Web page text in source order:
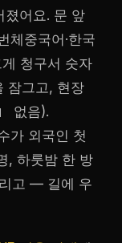
졌어요. 문 앞
체중국어·한국
청구서 숫자
잠그고, 현장
없음).
가 외국인 첫
, 하룻밤 한 방
고 — 길에 우